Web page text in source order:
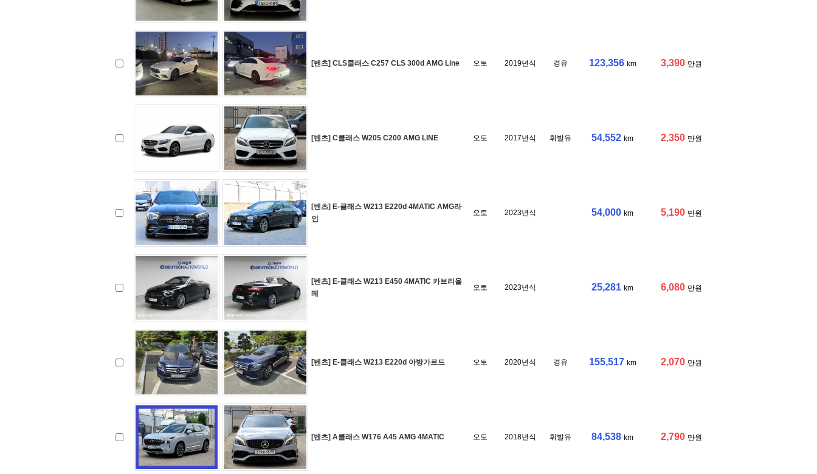
[벤츠] CLS클래스 C257 CLS 300d AMG Line 오토 2019년식 경유 123,356 km 3,390 만원
[벤츠] C클래스 W205 C200 AMG LINE 오토 2017년식 휘발유 54,552 km 2,350 만원
[벤츠] E-클래스 W213 E220d 4MATIC AMG라
인
오토 2023년식 54,000 km 5,190 만원
[벤츠] E-클래스 W213 E450 4MATIC 카브리올
레
오토 2023년식 25,281 km 6,080 만원
[벤츠] E-클래스 W213 E220d 아방가르드 오토 2020년식 경유 155,517 km 2,070 만원
[벤츠] A클래스 W176 A45 AMG 4MATIC 오토 2018년식 휘발유 84,538 km 2,790 만원